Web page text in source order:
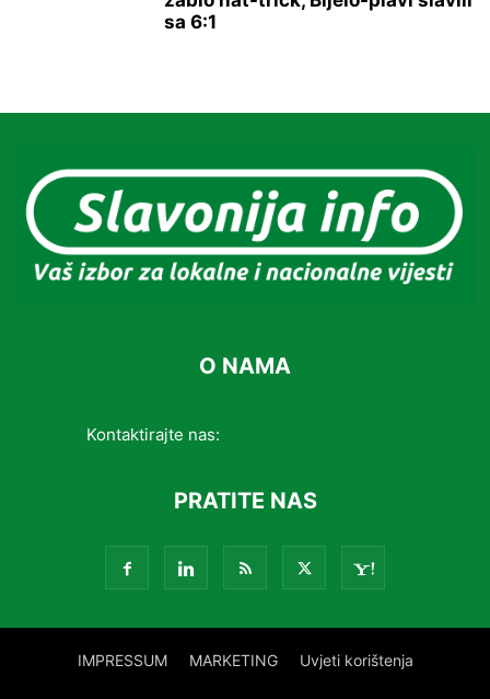
sa 6:1
O NAMA
Kontaktirajte nas:
PRATITE NAS
IMPRESSUM MARKETING Uvjeti korištenja